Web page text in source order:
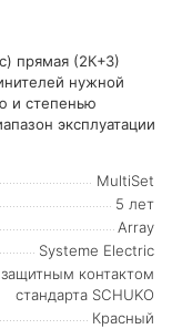
прямая (2К+З)
нужной
и степенью
эксплуатации
MultiSet
5 лет
Array
Systeme Electric
контактом
стандарта SCHUKO
Красный